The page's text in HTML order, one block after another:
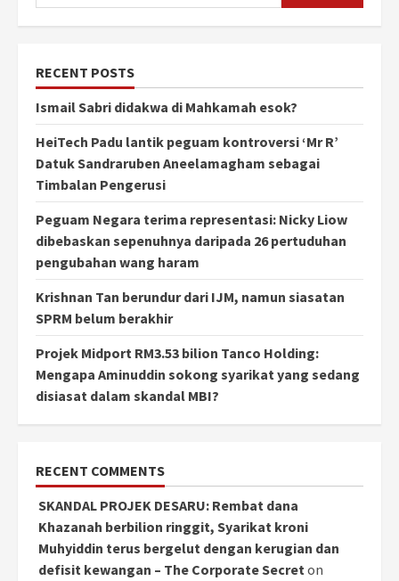
RECENT POSTS
Ismail Sabri didakwa di Mahkamah esok?
HeiTech Padu lantik peguam kontroversi ‘Mr R’
Datuk Sandraruben Aneelamagham sebagai
Timbalan Pengerusi
Peguam Negara terima representasi: Nicky Liow
dibebaskan sepenuhnya daripada 26 pertuduhan
pengubahan wang haram
Krishnan Tan berundur dari IJM, namun siasatan
SPRM belum berakhir
Projek Midport RM3.53 bilion Tanco Holding:
Mengapa Aminuddin sokong syarikat yang sedang
disiasat dalam skandal MBI?
RECENT COMMENTS
SKANDAL PROJEK DESARU: Rembat dana
Khazanah berbilion ringgit, Syarikat kroni
Muhyiddin terus bergelut dengan kerugian dan
defisit kewangan – The Corporate Secreton